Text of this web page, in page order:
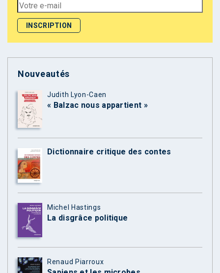
Nouveautés
Judith Lyon-Caen
« Balzac nous appartient »
Dictionnaire critique des contes
Michel Hastings
La disgrâce politique
Renaud Piarroux